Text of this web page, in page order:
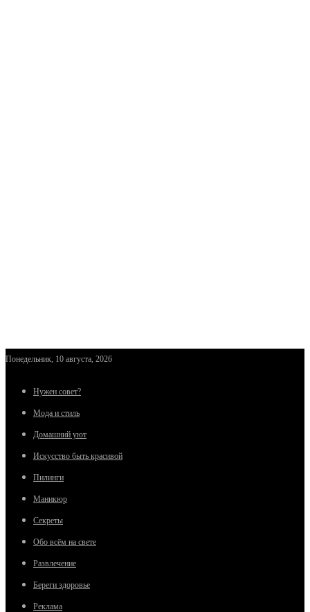
Понедельник, 10 августа, 2026
Нужен совет?
Мода и стиль
Домашний уют
Искусство быть красивой
Пилинги
Маникюр
Секреты
Обо всём на свете
Развлечение
Береги здоровье
Реклама